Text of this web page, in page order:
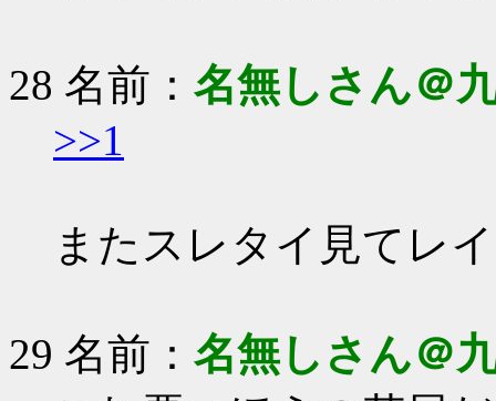
28 名前： 名無しさん＠
>>1
またスレタイ見てレ
29 名前： 名無しさん＠